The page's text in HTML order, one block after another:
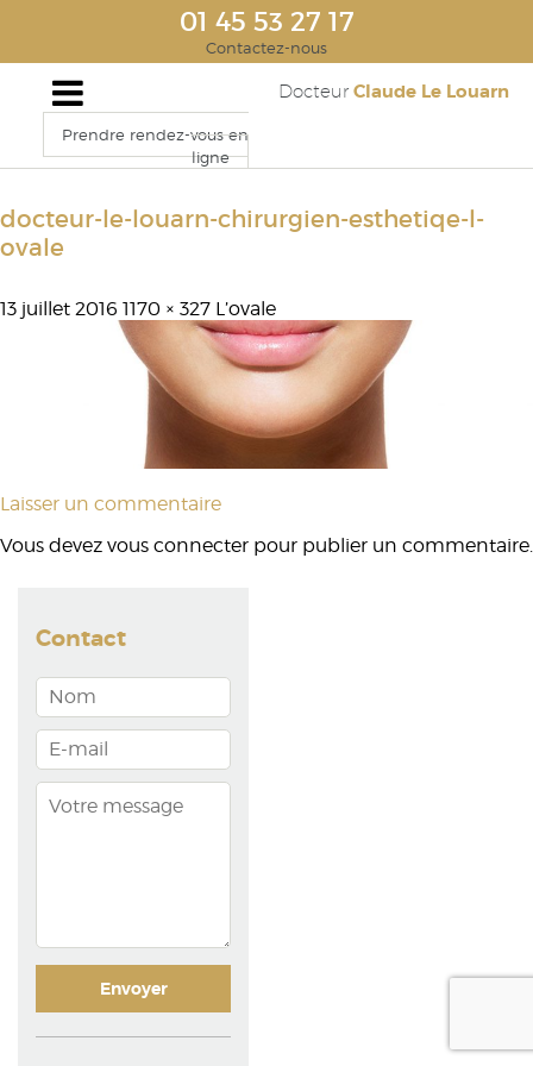
01 45 53 27 17
Contactez-nous
Docteur Claude Le Louarn
Prendre rendez-vous en
ligne
docteur-le-louarn-chirurgien-esthetiqe-l-
ovale
13 juillet 2016 1170 × 327 L’ovale
Laisser un commentaire
Vous devez vous connecter pour publier un commentaire.
Contact